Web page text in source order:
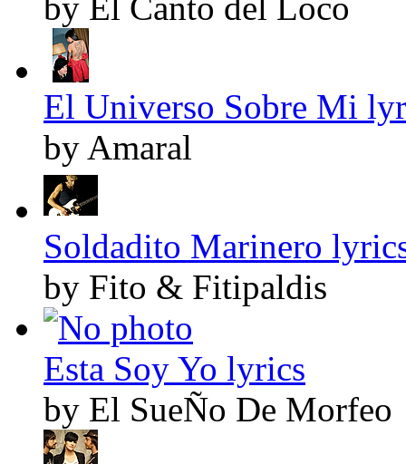
by El Canto del Loco
El Universo Sobre Mi
by Amaral
Soldadito Marinero
by Fito & Fitipaldis
Esta Soy Yo lyrics
by El SueÑo De Morfeo